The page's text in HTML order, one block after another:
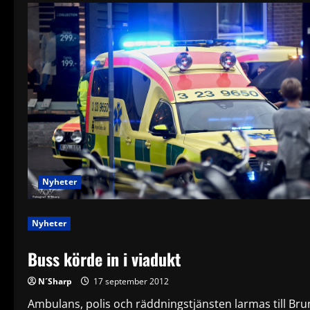
Nyheter
Nyheter
Buss körde in i viadukt
N´Sharp 17 september 2012
Ambulans, polis och räddningstjänsten larmas till